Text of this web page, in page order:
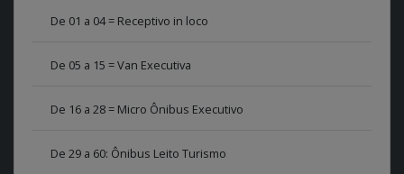
De 01 a 04 = Receptivo in loco
De 05 a 15 = Van Executiva
De 16 a 28 = Micro Ônibus Executivo
De 29 a 60: Ônibus Leito Turismo